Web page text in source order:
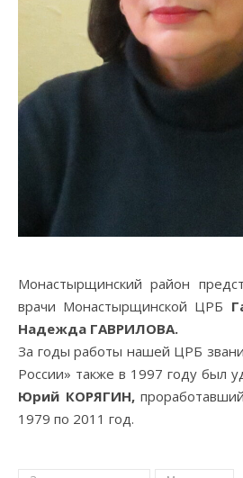
Монастырщинский район
врачи Монастырщинской ЦРБ
Надежда ГАВРИЛОВА.
За годы работы нашей ЦРБ
России» также в 1997 году был
Юрий КОРЯГИН,
1979 по 2011 год.